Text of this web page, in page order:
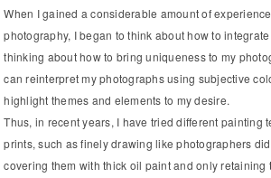
When I gained a considerable amount of
photography, I began to think about how to
thinking about how to bring uniqueness to my
can reinterpret my photographs using subjective
highlight themes and elements to my desire.
Thus, in recent years, I have tried different painting
prints, such as finely drawing like photographers
covering them with thick oil paint and only retaining